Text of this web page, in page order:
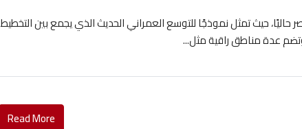
حاليًا، حيث تمثل نموذجًا للتوسع العمراني الحديث الذي يجمع بين التخطيط
وتضم عدة مناطق راقية مثل...
Read More